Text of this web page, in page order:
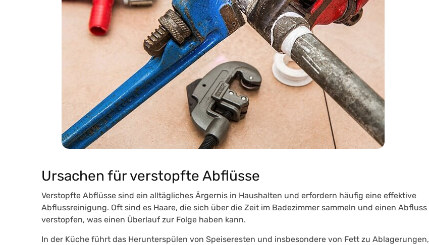
Ursachen für verstopfte Abflüsse
Verstopfte Abflüsse sind ein alltägliches Ärgernis in Haushalten und erfordern häufig eine effektive
Abflussreinigung. Oft sind es Haare, die sich über die Zeit im Badezimmer sammeln und einen Abfluss
verstopfen, was einen Überlauf zur Folge haben kann.
In der Küche führt das Herunterspülen von Speiseresten und insbesondere von Fett zu Ablagerungen,